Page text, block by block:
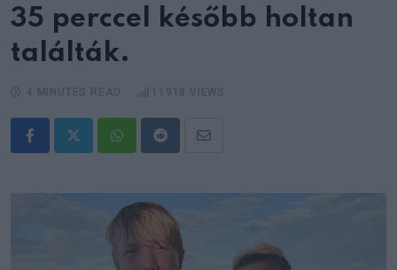
35 perccel később holtan
találták.
WhatsappRedditShare
Email